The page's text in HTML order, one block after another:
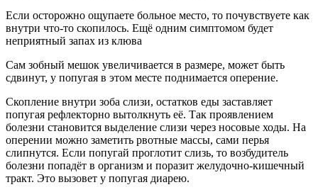
Если осторожно ощупаете больное место, то почувствуете как
внутри что-то скопилось. Ещё одним симптомом будет
неприятный запах из клюва
Сам зобный мешок увеличивается в размере, может быть
сдвинут, у попугая в этом месте поднимается оперение.
Скопление внутри зоба слизи, остатков еды заставляет
попугая рефлекторно вытолкнуть её. Так проявлением
болезни становится выделение слизи через носовые ходы. На
оперении можно заметить рвотные массы, сами перья
слипнутся. Если попугай проглотит слизь, то возбудитель
болезни попадёт в организм и поразит желудочно-кишечный
тракт. Это вызовет у попугая диарею.